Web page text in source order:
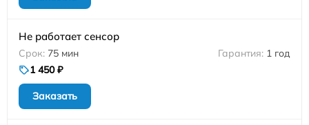
Не работает сенсор
75 мин
1 год
1 450 ₽
Заказать